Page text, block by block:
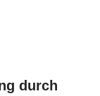
durch